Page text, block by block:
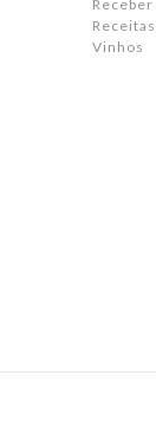
Receber
Receitas
Vinhos